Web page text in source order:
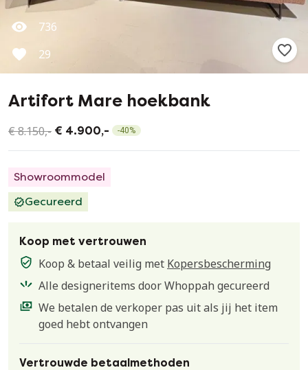
736
29
Artifort Mare hoekbank
€ 8.150,- € 4.900,- -40%
Showroommodel
Gecureerd
Koop met vertrouwen
Koop & betaal veilig met Kopersbescherming
Alle designeritems door Whoppah gecureerd
We betalen de verkoper pas uit als jij het item
goed hebt ontvangen
Vertrouwde betaalmethoden